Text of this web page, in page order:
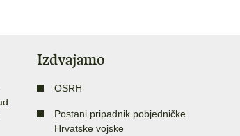
Izdvajamo
OSRH
Postani pripadnik pobjedničke
Hrvatske vojske